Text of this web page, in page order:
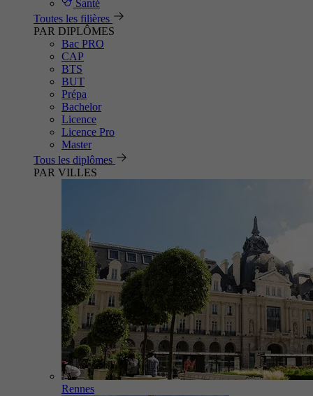
Santé
Toutes les filières
PAR DIPLÔMES
Bac PRO
CAP
BTS
BUT
Prépa
Bachelor
Licence
Licence Pro
Master
Tous les diplômes
PAR VILLES
Rennes